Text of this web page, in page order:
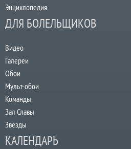
Энциклопедия
ДЛЯ БОЛЕЛЬЩИКОВ
Видео
Галереи
Обои
Мульт-обои
Команды
Зал Славы
Звезды
КАЛЕНДАРЬ